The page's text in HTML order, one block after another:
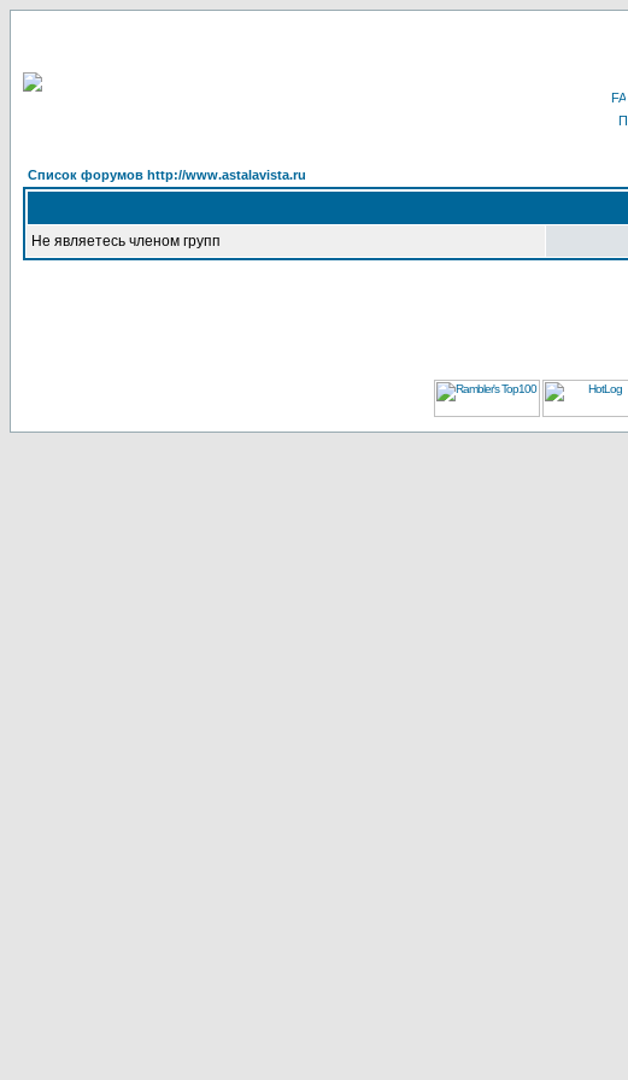
Список форумов http://www.astalavista.ru
Не являетесь членом групп